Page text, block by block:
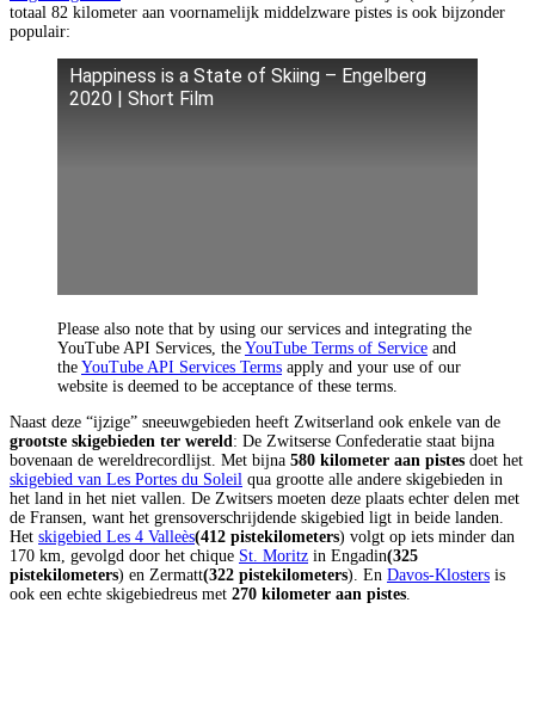
totaal 82 kilometer aan voornamelijk middelzware pistes is ook bijzonder
populair:
Happiness is a State of Skiing – Engelberg
2020 | Short Film
Please also note that by using our services and integrating the
YouTube API Services, the YouTube Terms of Service and
the YouTube API Services Terms apply and your use of our
website is deemed to be acceptance of these terms.
Naast deze “ijzige” sneeuwgebieden heeft Zwitserland ook enkele van de
grootste skigebieden ter wereld: De Zwitserse Confederatie staat bijna
bovenaan de wereldrecordlijst. Met bijna 580 kilometer aan pistes doet het
skigebied van Les Portes du Soleil qua grootte alle andere skigebieden in
het land in het niet vallen. De Zwitsers moeten deze plaats echter delen met
de Fransen, want het grensoverschrijdende skigebied ligt in beide landen.
Het skigebied Les 4 Valleès(412 pistekilometers) volgt op iets minder dan
170 km, gevolgd door het chique St. Moritz in Engadin(325
pistekilometers) en Zermatt(322 pistekilometers). En Davos-Klosters is
ook een echte skigebiedreus met 270 kilometer aan pistes